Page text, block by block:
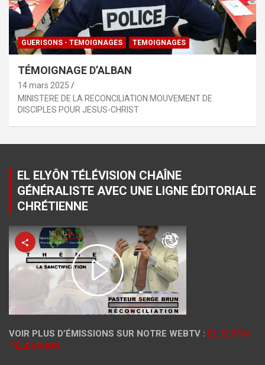
GUERISONS - TEMOIGNAGES TEMOIGNAGES
TÉMOIGNAGE D’ALBAN
14 mars 2025
MINISTERE DE LA RECONCILIATION MOUVEMENT DE
DISCIPLES POUR JESUS-CHRIST
EL ELYÔN TÉLÉVISION CHAÎNE
GÉNÉRALISTE AVEC UNE LIGNE ÉDITORIALE
CHRÉTIENNE
VOIR PLUS D’ÉMISSIONS SUR NOTRE WEBTV : EL ELYÔN
TÉLÉVISION